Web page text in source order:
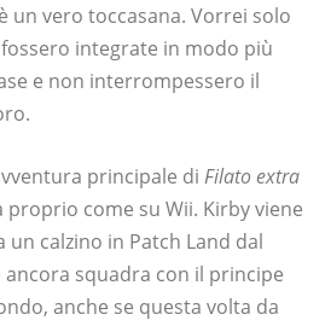
un vero toccasana. Vorrei solo
integrate in modo più
e non interrompessero il
principale di Filato extra
come su Wii. Kirby viene
calzino in Patch Land dal
ancora squadra con il principe
anche se questa volta da